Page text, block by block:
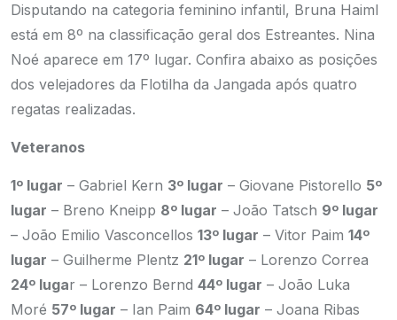
Disputando na categoria feminino infantil, Bruna Haiml
está em 8º na classificação geral dos Estreantes. Nina
Noé aparece em 17º lugar. Confira abaixo as posições
dos velejadores da Flotilha da Jangada após quatro
regatas realizadas.
Veteranos
1º lugar – Gabriel Kern 3º lugar – Giovane Pistorello 5º
lugar – Breno Kneipp 8º lugar – João Tatsch 9º lugar
– João Emilio Vasconcellos 13º lugar – Vitor Paim 14º
lugar – Guilherme Plentz 21º lugar – Lorenzo Correa
24º lugar – Lorenzo Bernd 44º lugar – João Luka
Moré 57º lugar – Ian Paim 64º lugar – Joana Ribas